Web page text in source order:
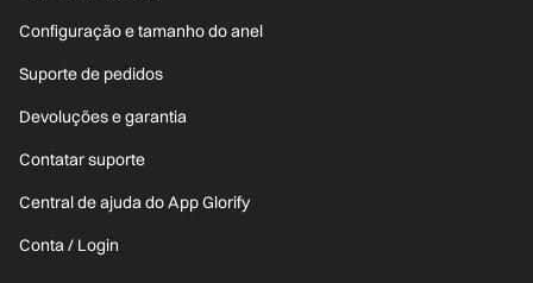
Configuração e tamanho do anel
Suporte de pedidos
Devoluções e garantia
Contatar suporte
Central de ajuda do App Glorify
Conta / Login